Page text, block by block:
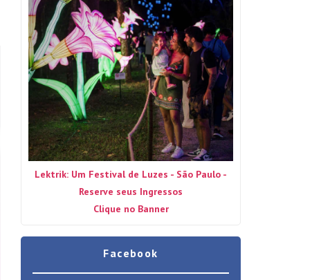
Lektrik: Um Festival de Luzes - São Paulo -
Reserve seus Ingressos
Clique no Banner
Facebook